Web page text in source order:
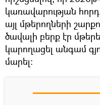
կառավարության
այլ մթերողների
ծավալի բերք էր
կարողացել անգամ
մարել։